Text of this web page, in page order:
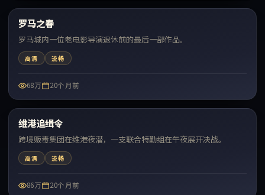
最新
罗马之春
罗马城内一位老电影导演退休前的最后一部作品。
高清 流畅
68万 20个月前
最新
维港追缉令
跨境贩毒集团在维港夜潜，一支联合特勤组在午夜展开决战。
高清 流畅
86万 20个月前